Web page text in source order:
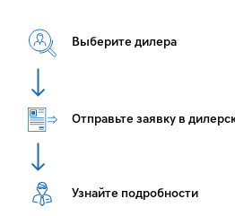
Выберите дилера
Отправьте заявку в
Узнайте подробности